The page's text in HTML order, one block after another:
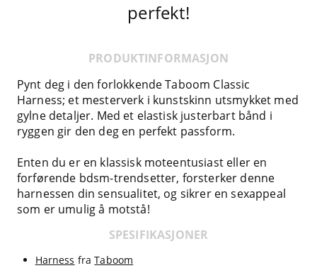
perfekt!
PRODUKTINFORMASJON
Pynt deg i den forlokkende Taboom Classic
Harness; et mesterverk i kunstskinn utsmykket med
gylne detaljer. Med et elastisk justerbart bånd i
ryggen gir den deg en perfekt passform.
Enten du er en klassisk moteentusiast eller en
forførende bdsm-trendsetter, forsterker denne
harnessen din sensualitet, og sikrer en sexappeal
som er umulig å motstå!
SPESIFIKASJONER
Harness fraTaboom